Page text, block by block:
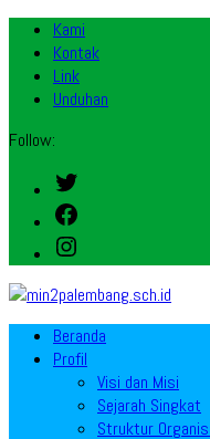
Kami
Kontak
Link
Unduhan
Follow:
Twitter
Facebook
Instagram
Beranda
Profil
Visi dan Misi
Sejarah Singkat
Struktur